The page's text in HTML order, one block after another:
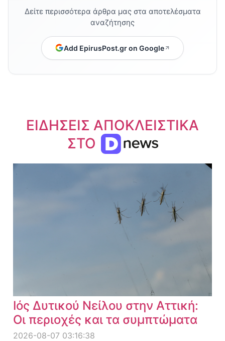
Δείτε περισσότερα άρθρα μας στα αποτελέσματα
αναζήτησης
Add EpirusPost.gr on Google
ΕΙΔΗΣΕΙΣ ΑΠΟΚΛΕΙΣΤΙΚΑ
ΣΤΟ
Ιός Δυτικού Νείλου στην Αττική:
Οι περιοχές και τα συμπτώματα
2026-08-07 03:16:38